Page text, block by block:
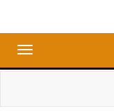
Toggle
navigation